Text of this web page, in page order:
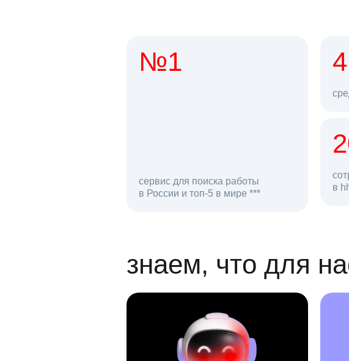
№1
сервис для поиска работы
в России и топ-5 в мире ***
откликов на вакансии
в
знаем, что для